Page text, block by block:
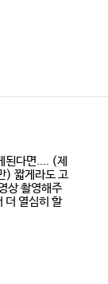
된다면.... (제
) 짧게라도 고
상 촬영해주
더 열심히 할